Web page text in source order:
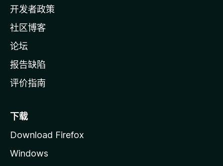
页
开发者政策
社区博客
论坛
报告缺陷
评价指南
下载
Download Firefox
Windows